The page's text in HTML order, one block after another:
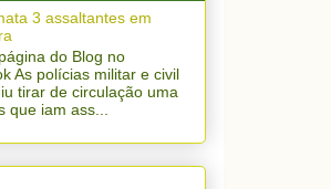
3 assaltantes em
do Blog no
As polícias militar e civil
tirar de circulação uma
iam ass...